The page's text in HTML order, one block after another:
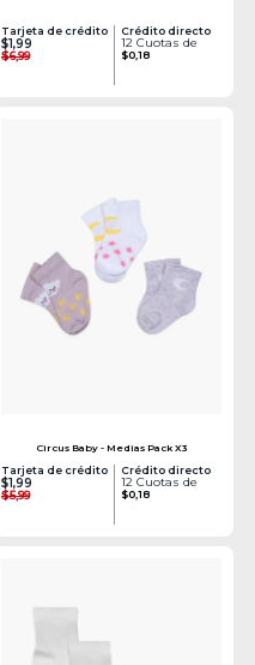
Tarjeta de crédito
$1,99
$6,99
Crédito directo
12 Cuotas de
$0,18
Circus Baby - Medias Pack X3
Tarjeta de crédito
$1,99
$5,99
Crédito directo
12 Cuotas de
$0,18